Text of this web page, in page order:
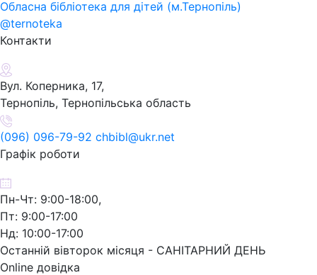
Обласна бібліотека для дітей (м.Тернопіль)
@ternoteka
Контакти
Вул. Коперника, 17,
Тернопіль, Тернопільська область
(096) 096-79-92 chbibl@ukr.net
Графік роботи
Пн-Чт: 9:00-18:00,
Пт: 9:00-17:00
Нд: 10:00-17:00
Останній вівторок місяця - САНІТАРНИЙ ДЕНЬ
Online довідка